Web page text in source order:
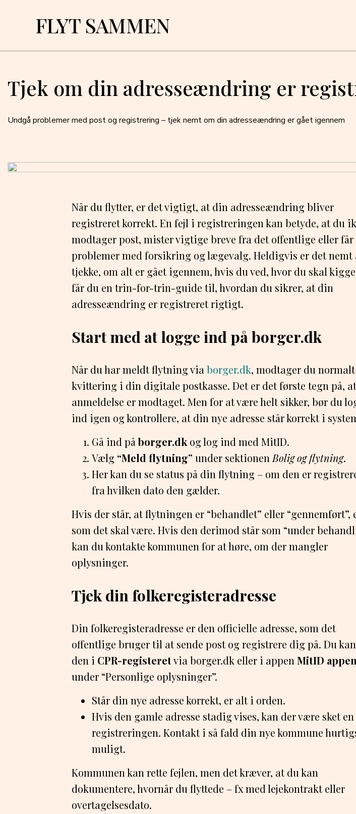
FLYT SAMMEN
Tjek om din adresseændring er
Undgå problemer med post og registrering – tjek nemt om din adresseændring er gået igennem
Når du flytter, er det vigtigt, at din adresseændring bliver
registreret korrekt. En fejl i registreringen kan betyde, at du
modtager post, mister vigtige breve fra det offentlige eller får
problemer med forsikring og lægevalg. Heldigvis er det nemt
tjekke, om alt er gået igennem, hvis du ved, hvor du skal
får du en trin-for-trin-guide til, hvordan du sikrer, at din
adresseændring er registreret rigtigt.
Start med at logge ind på borger.dk
Når du har meldt flytning via borger.dk, modtager du normalt
kvittering i din digitale postkasse. Det er det første tegn på,
anmeldelse er modtaget. Men for at være helt sikker, bør du
ind igen og kontrollere, at din nye adresse står korrekt i
Gå ind påborger.dk og log ind med MitID.
Vælg “Meld flytning” under sektionen Bolig og flytning.
Her kan du se status på din flytning – om den er
fra hvilken dato den gælder.
Hvis der står, at flytningen er “behandlet” eller “gennemført”,
som det skal være. Hvis den derimod står som “under
kan du kontakte kommunen for at høre, om der mangler
oplysninger.
Tjek din folkeregisteradresse
Din folkeregisteradresse er den officielle adresse, som det
offentlige bruger til at sende post og registrere dig på. Du
den i CPR-registeretvia borger.dk eller i appen MitID appen
under “Personlige oplysninger”.
Står din nye adresse korrekt, er alt i orden.
Hvis den gamle adresse stadig vises, kan der være sket
registreringen. Kontakt i så fald din nye kommune
muligt.
Kommunen kan rette fejlen, men det kræver, at du kan
dokumentere, hvornår du flyttede – fx med lejekontrakt eller
overtagelsesdato.